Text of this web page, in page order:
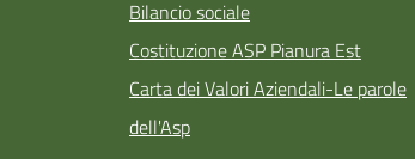
Bilancio sociale
Costituzione ASP Pianura Est
Carta dei Valori Aziendali-Le parole
dell'Asp